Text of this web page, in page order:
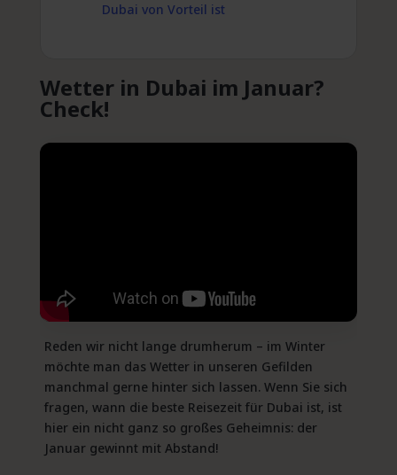
Dubai von Vorteil ist
Wetter in Dubai im Januar?
Check!
Reden wir nicht lange drumherum – im Winter
möchte man das Wetter in unseren Gefilden
manchmal gerne hinter sich lassen. Wenn Sie sich
fragen, wann die beste Reisezeit für Dubai ist, ist
hier ein nicht ganz so großes Geheimnis: der
Januar gewinnt mit Abstand!